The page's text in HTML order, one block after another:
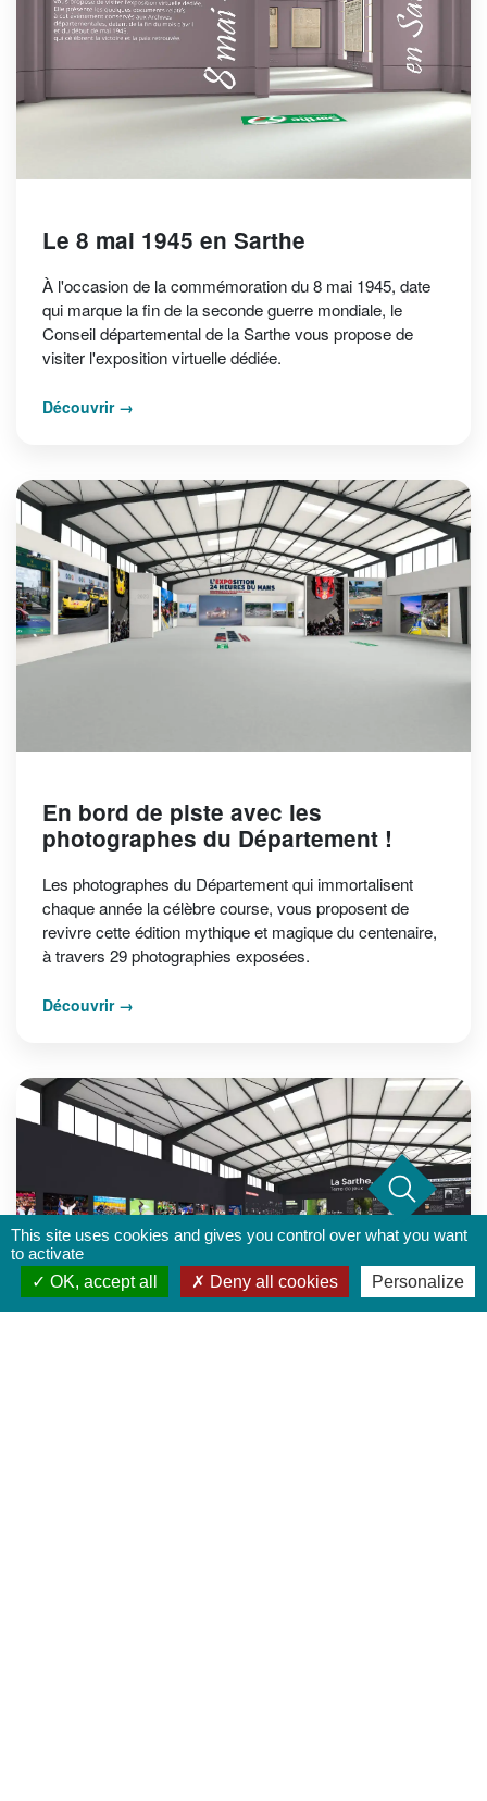
Le 8 mai 1945 en Sarthe
À l'occasion de la commémoration du 8 mai 1945, date
qui marque la fin de la seconde guerre mondiale, le
Conseil départemental de la Sarthe vous propose de
visiter l'exposition virtuelle dédiée.
Découvrir
En bord de piste avec les
photographes du Département !
Les photographes du Département qui immortalisent
chaque année la célèbre course, vous proposent de
revivre cette édition mythique et magique du centenaire,
à travers 29 photographies exposées.
Découvrir
This site uses cookies and gives you control over what you want
to activate
OK, accept all
Deny all cookies Personalize